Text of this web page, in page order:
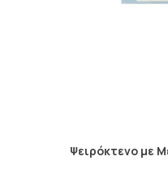
Ψειρόκτενο με